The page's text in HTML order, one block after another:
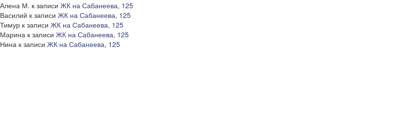
Алена М. к записи ЖК на Сабанеева, 125
Василий к записи ЖК на Сабанеева, 125
Тимур к записи ЖК на Сабанеева, 125
Марина к записи ЖК на Сабанеева, 125
Нина к записи ЖК на Сабанеева, 125